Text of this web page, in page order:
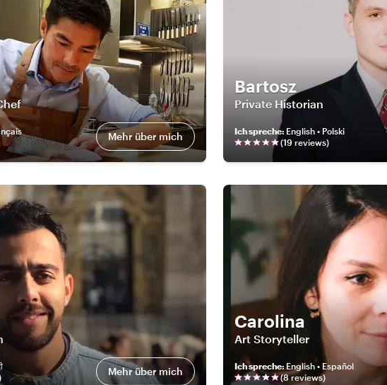
Mehr über mich
Bartosz
Private Historian
Ich spreche: English • Polski
(19 reviews)
Mehr über mich
Carolina
Art Storyteller
Ich spreche:English • Español
(8reviews)